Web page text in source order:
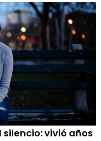
silencio: vivió años